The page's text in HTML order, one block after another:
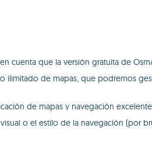
cuenta que la versión gratuita de
ilimitado de mapas, que podremos
de mapas y navegación
o el estilo de la navegación (por